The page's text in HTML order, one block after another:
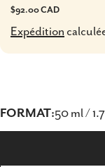
Prix
habituel
$92.00 CAD
Expédition
FORMAT:50 ml /